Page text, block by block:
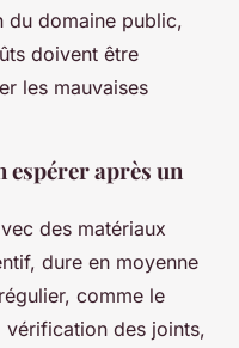
du domaine public,
doivent être
les mauvaises
espérer après un
des matériaux
dure en moyenne
comme le
vérification des joints,